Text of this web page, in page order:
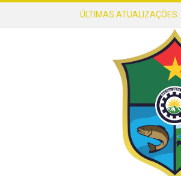
ÚLTIMAS ATUALIZAÇÕES: